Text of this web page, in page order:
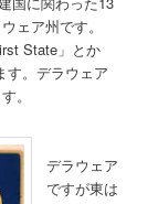
ェア州です。
State」とか
す。デラウェア
。
デラウェア
ですが東は